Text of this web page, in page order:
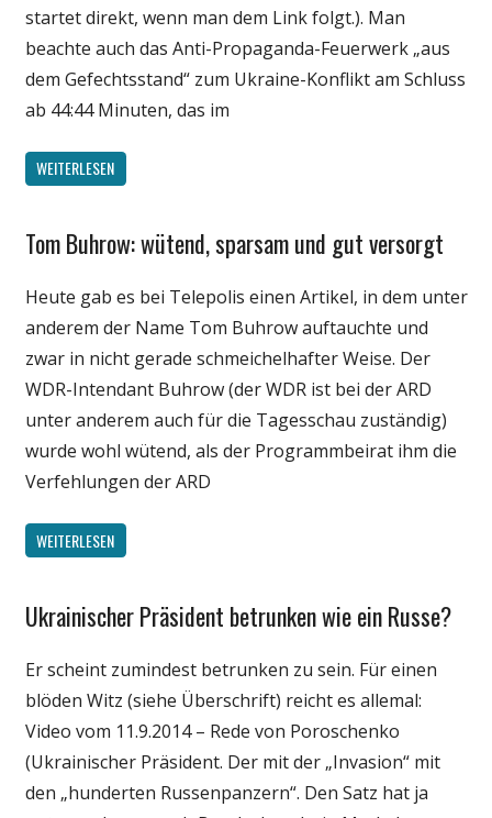
startet direkt, wenn man dem Link folgt.). Man
beachte auch das Anti-Propaganda-Feuerwerk „aus
dem Gefechtsstand“ zum Ukraine-Konflikt am Schluss
ab 44:44 Minuten, das im
WEITERLESEN
Gesellschaft
Politik
Tom Buhrow: wütend, sparsam und gut versorgt
Heute gab es bei Telepolis einen Artikel, in dem unter
anderem der Name Tom Buhrow auftauchte und
zwar in nicht gerade schmeichelhafter Weise. Der
WDR-Intendant Buhrow (der WDR ist bei der ARD
unter anderem auch für die Tagesschau zuständig)
wurde wohl wütend, als der Programmbeirat ihm die
Verfehlungen der ARD
WEITERLESEN
Politik
Webfundstück
Ukrainischer Präsident betrunken wie ein Russe?
Er scheint zumindest betrunken zu sein. Für einen
blöden Witz (siehe Überschrift) reicht es allemal:
Video vom 11.9.2014 – Rede von Poroschenko
(Ukrainischer Präsident. Der mit der „Invasion“ mit
den „hunderten Russenpanzern“. Den Satz hat ja